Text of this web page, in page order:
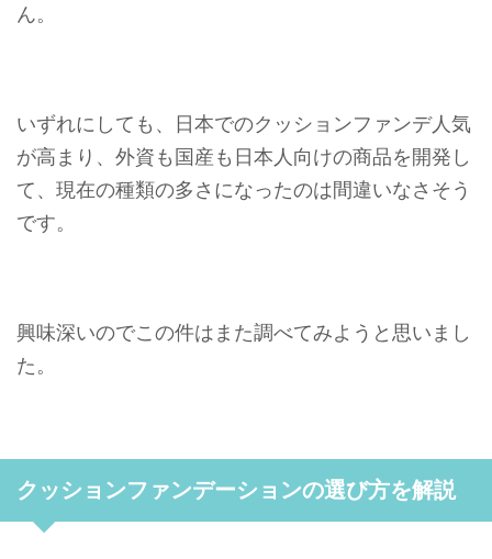
ん。
いずれにしても、日本でのクッションファンデ人気
が高まり、外資も国産も日本人向けの商品を開発し
て、現在の種類の多さになったのは間違いなさそう
です。
興味深いのでこの件はまた調べてみようと思いまし
た。
クッションファンデーションの選び方を解説